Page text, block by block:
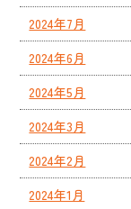
2024年7月
2024年6月
2024年5月
2024年3月
2024年2月
2024年1月